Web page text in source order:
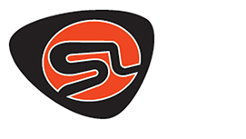
We use cookies to ensure that we
on our website. By continuing to browse
that cookies are used to help us analyze
to offer you a better experience. To
you can disable cookies, you can access